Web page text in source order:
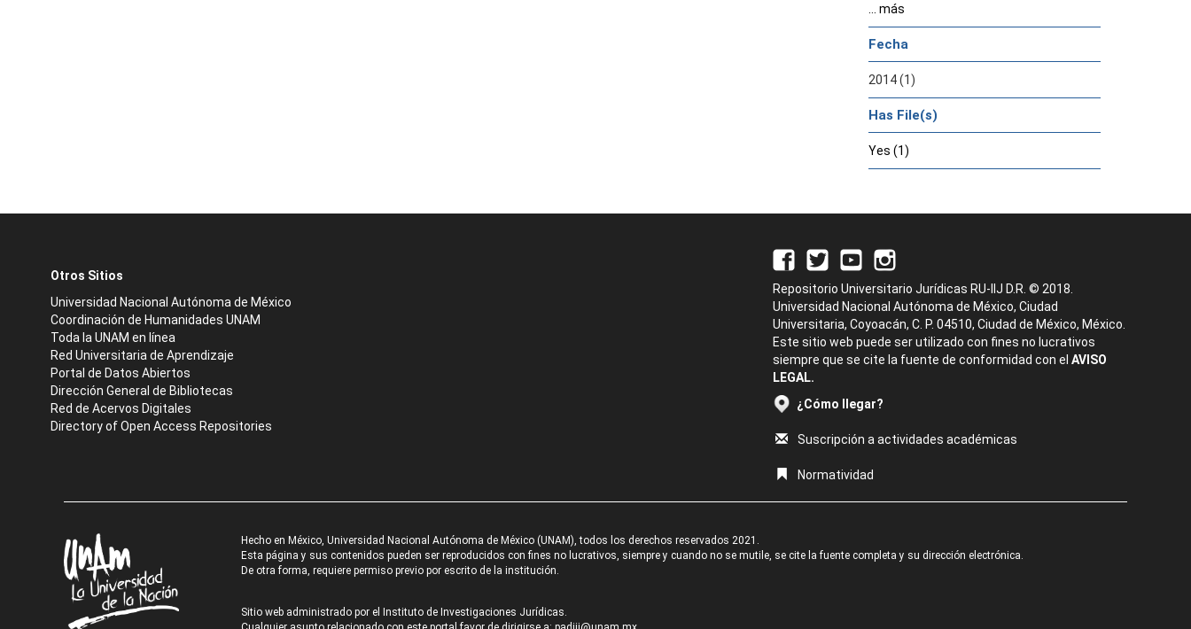
... más
Fecha
2014 (1)
Has File(s)
Yes (1)
Otros Sitios
Universidad Nacional Autónoma de México
Coordinación de Humanidades UNAM
Toda la UNAM en línea
Red Universitaria de Aprendizaje
Portal de Datos Abiertos
Dirección General de Bibliotecas
Red de Acervos Digitales
Directory of Open Access Repositories
Repositorio Universitario Jurídicas RU-IIJ D.R. © 2018.
Universidad Nacional Autónoma de México, Ciudad
Universitaria, Coyoacán, C. P. 04510, Ciudad de México, México.
Este sitio web puede ser utilizado con fines no lucrativos
siempre que se cite la fuente de conformidad con el AVISO
LEGAL.
¿Cómo llegar?
Suscripción a actividades académicas
Normatividad
Hecho en México, Universidad Nacional Autónoma de México (UNAM), todos los derechos reservados 2021.
Esta página y sus contenidos pueden ser reproducidos con fines no lucrativos, siempre y cuando no se mutile, se cite la fuente completa y su dirección electrónica.
De otra forma, requiere permiso previo por escrito de la institución.
Sitio web administrado por el Instituto de Investigaciones Jurídicas.